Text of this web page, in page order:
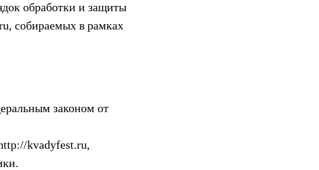
обработки и защиты
собираемых в рамках
законом от
kvadyfest.ru,